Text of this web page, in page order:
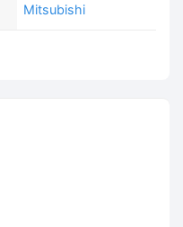
Mitsubishi